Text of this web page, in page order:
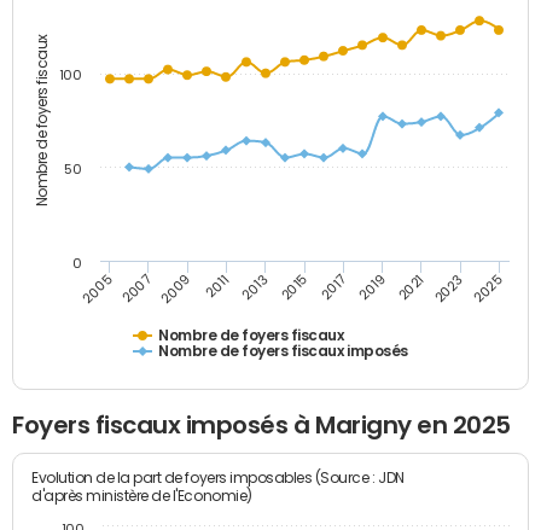
Nombre de foyers fiscaux
Nombre de foyers fiscaux
Nombre de foyers fiscaux imposés
2005 2007 2009 2011 2013 2015 2017 2019 2021 2023 2025
0
50
100
Foyers fiscaux imposés à Marigny en 2025
Evolution de la part de foyers imposables (Source : JDN
d'après ministère de l'Economie)